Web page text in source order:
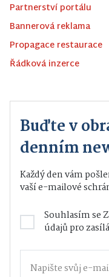
Partnerství portálu
Bannerová reklama
Propagace restaurace
Řádková inzerce
Buďte v
denním
Každý den vám
vaší e-mailové
Souhlasím se
údajůpro